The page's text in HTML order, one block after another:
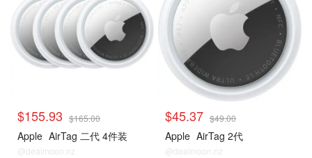
$155.93 $165.00
Apple AirTag 二代 4件装
@dealmoon.nz
$45.37 $49.00
Apple AirTag 2代
@dealmoon.nz